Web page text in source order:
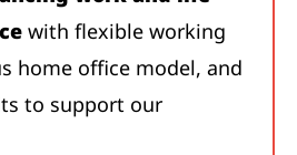
with flexible working
home office model, and
to support our